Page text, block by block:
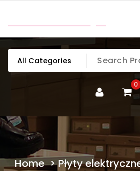
content
0
Home>Płyty